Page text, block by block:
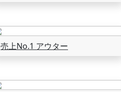
売上No.1 アウター